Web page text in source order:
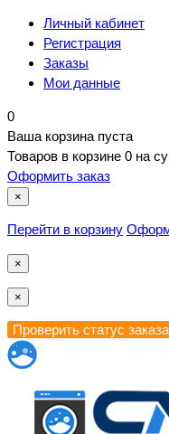
Личный кабинет
Регистрация
Заказы
Мои данные
0
Ваша корзина пуста
Товаров в корзине 0 на
Оформить заказ
×
Перейти в корзину
×
×